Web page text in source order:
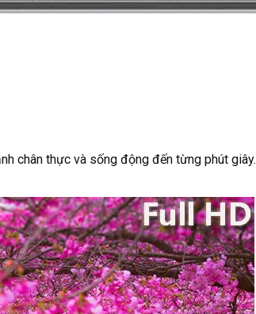
chân thực và sống động đến từng phút giây.